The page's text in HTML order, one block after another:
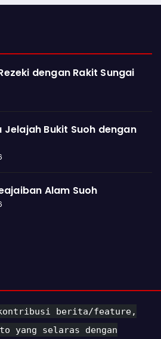
dengan Rakit Sungai
Jelajah Bukit Suoh dengan
Alam Suoh
kontribusi berita/feature,
yang selaras dengan